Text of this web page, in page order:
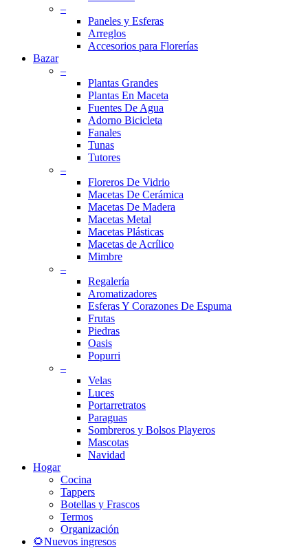
–
Paneles y Esferas
Arreglos
Accesorios para Florerías
Bazar
–
Plantas Grandes
Plantas En Maceta
Fuentes De Agua
Adorno Bicicleta
Fanales
Tunas
Tutores
–
Floreros De Vidrio
Macetas De Cerámica
Macetas De Madera
Macetas Metal
Macetas Plásticas
Macetas de Acrílico
Mimbre
–
Regalería
Aromatizadores
Esferas Y Corazones De Espuma
Frutas
Piedras
Oasis
Popurri
–
Velas
Luces
Portarretratos
Paraguas
Sombreros y Bolsos Playeros
Mascotas
Navidad
Hogar
Cocina
Tappers
Botellas y Frascos
Termos
Organización
🌻Nuevos ingresos